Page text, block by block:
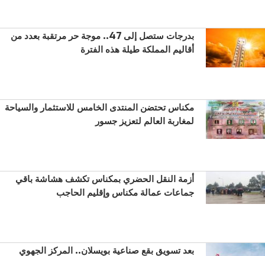
بدرجات ستصل إلى 47.. موجة حر مرتقبة بعدد من
أقاليم المملكة طيلة هذه الفترة
مكناس تحتضن المنتدى الخامس للاستثمار والسياحة
لمغاربة العالم لتعزيز جسور
أزمة النقل الحضري بمكناس تكشف هشاشة باقي
جماعات عمالة مكناس وإقليم الحاجب
بعد تسويق بقع صناعية بويسلان.. المركز الجهوي